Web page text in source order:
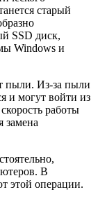
старый
SSD диск,
Windows и
пыли. Из-за пыли
и могут войти из
работы
замена
В
этой операции.